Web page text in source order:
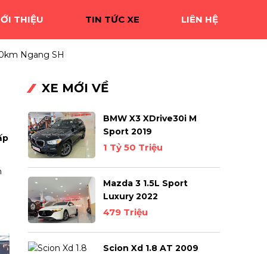
THIỆU TIN TỨC XE LIÊN HỆ
Ngang SH
XE MỚI VỀ
BMW X3 XDrive30i M
Sport 2019
1 Tỷ 50 Triệu
Mazda 3 1.5L Sport
Luxury 2022
479 Triệu
Scion Xd 1.8 AT 2009